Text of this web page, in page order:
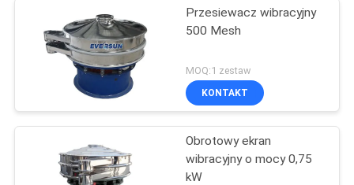
Przesiewacz wibracyjny
500 Mesh
MOQ:1 zestaw
KONTAKT
Obrotowy ekran
wibracyjny o mocy 0,75
kW